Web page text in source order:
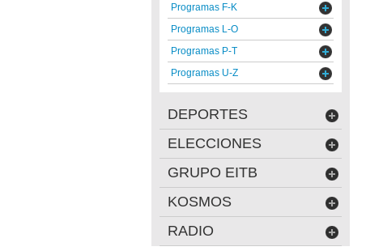
Programas F-K
Programas L-O
Programas P-T
Programas U-Z
DEPORTES
ELECCIONES
GRUPO EITB
KOSMOS
RADIO